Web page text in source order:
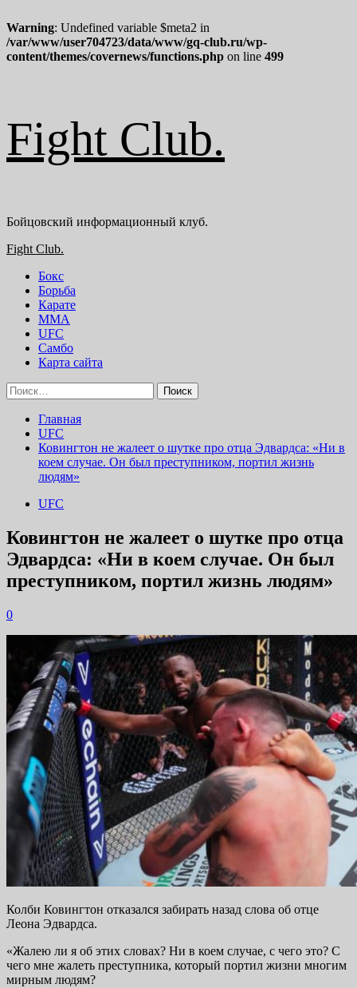
Warning: Undefined variable $meta2 in
/var/www/user704723/data/www/gq-club.ru/wp-
content/themes/covernews/functions.php on line 499
содержимому
Fight Club.
Бойцовский информационный клуб.
Основное
Fight Club.
Бокс
Борьба
Карате
ММА
UFC
Самбо
Карта сайта
Найти:
Главная
UFC
Ковингтон не жалеет о шутке про отца Эдвардса: «Ни в
коем случае. Он был преступником, портил жизнь
людям»
UFC
Ковингтон не жалеет о шутке про отца
Эдвардса: «Ни в коем случае. Он был
преступником, портил жизнь людям»
0
Колби Ковингтон отказался забирать назад слова об отце
Леона Эдвардса.
«Жалею ли я об этих словах? Ни в коем случае, с чего это? С
чего мне жалеть преступника, который портил жизни многим
мирным людям?